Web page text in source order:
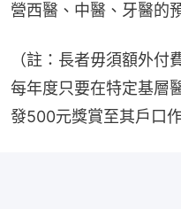
營西醫、中醫、牙醫的
（註：長者毋須額外付
每年度只要在特定基層
發500元獎賞至其戶口